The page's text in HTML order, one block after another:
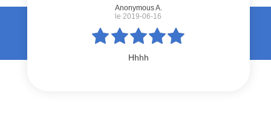
Anonymous A.
le 2019-06-16
Hhhh